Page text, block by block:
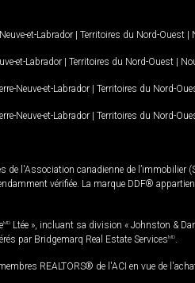
et-Labrador | Territoires du Nord-Ouest |
et-Labrador | Territoires du Nord-Ouest |
Neuve-et-Labrador | Territoires du Nord-
Neuve-et-Labrador | Territoires du Nord-
de l'Association canadienne de
vérifiée. La marque DDF®
MD Ltée », incluant sa division « Johnston &
par Bridgemarq Real Estate ServicesMD
REALTORS® de l'ACI en vue de